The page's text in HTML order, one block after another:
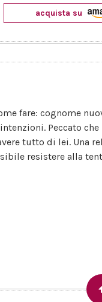
acquista su
fare: cognome
Peccato che
tutto di lei. Una
resistere alla